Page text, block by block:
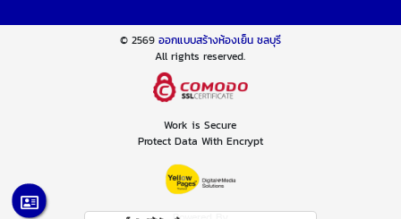
© 2569 ออกแบบสร้างห้องเย็น ชลบุรี
All rights reserved.
Work is Secure
Protect Data With Encrypt